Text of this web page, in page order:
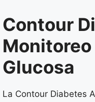
Contour
Glucosa
La Contour Diabetes